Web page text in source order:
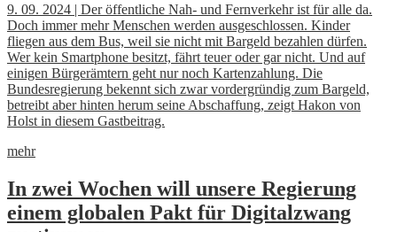
9. 09. 2024 | Der öffentliche Nah- und Fernverkehr ist für alle da.
Doch immer mehr Menschen werden ausgeschlossen. Kinder
fliegen aus dem Bus, weil sie nicht mit Bargeld bezahlen dürfen.
Wer kein Smartphone besitzt, fährt teuer oder gar nicht. Und auf
einigen Bürgerämtern geht nur noch Kartenzahlung. Die
Bundesregierung bekennt sich zwar vordergründig zum Bargeld,
betreibt aber hinten herum seine Abschaffung, zeigt Hakon von
Holst in diesem Gastbeitrag.
mehr
In zwei Wochen will unsere Regierung
einem globalen Pakt für Digitalzwang